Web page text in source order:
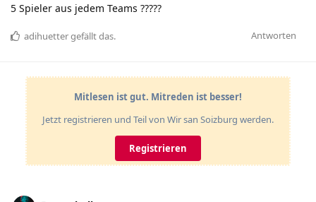
5 Spieler aus jedem Teams ?????
Antworten
adihuettergefällt das.
Mitlesen ist gut. Mitreden ist besser!
Jetzt registrieren und Teil von Wir san Soizburg werden.
Registrieren